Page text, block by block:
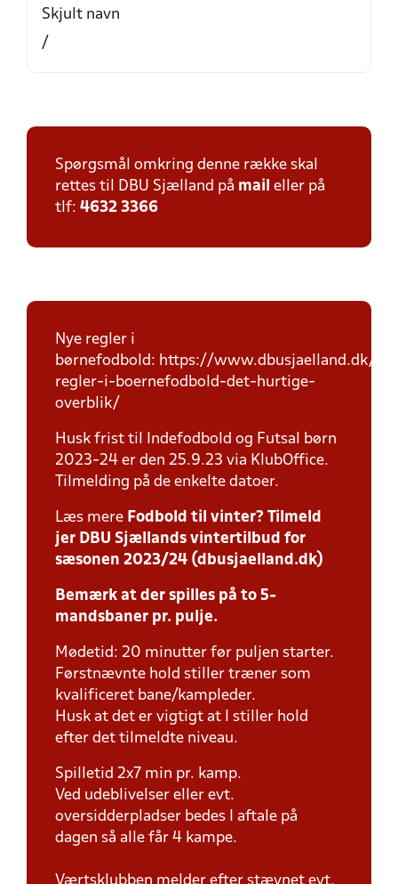
Skjult navn
/
Spørgsmål omkring denne række skal
rettes til DBU Sjælland på mail eller på
tlf: 4632 3366
Nye regler i
børnefodbold: https://www.dbusjaelland.dk/
regler-i-boernefodbold-det-hurtige-
overblik/
Husk frist til Indefodbold og Futsal børn
2023-24 er den 25.9.23 via KlubOffice.
Tilmelding på de enkelte datoer.
Læs mere Fodbold til vinter? Tilmeld
jer DBU Sjællands vintertilbud for
sæsonen 2023/24 (dbusjaelland.dk)
Bemærk at der spilles på to 5-
mandsbaner pr. pulje.
Mødetid: 20 minutter før puljen starter.
Førstnævnte hold stiller træner som
kvalificeret bane/kampleder.
Husk at det er vigtigt at I stiller hold
efter det tilmeldte niveau.
Spilletid 2x7 min pr. kamp.
Ved udeblivelser eller evt.
oversidderpladser bedes I aftale på
dagen så alle får 4 kampe.
Værtsklubben melder efter stævnet evt.